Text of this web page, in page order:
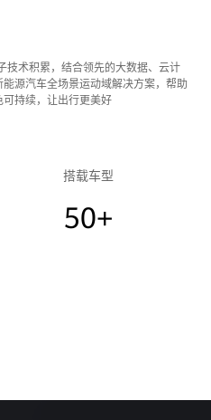
技术积累，结合领先的大数据、云计
源汽车全场景运动域解决方案，帮助
持续，让出行更美好
搭载车型
50+